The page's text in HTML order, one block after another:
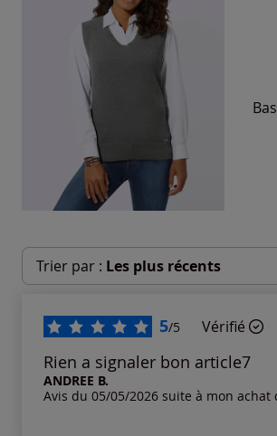
Trier par : Les plus récents
Les plus anciens
5/5 Vérifié
Rien a signaler bon article7
ANDREE B.
Avis du 05/05/2026 suite à mon achat